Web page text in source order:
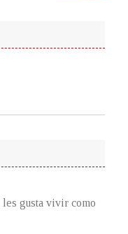
les gusta vivir como